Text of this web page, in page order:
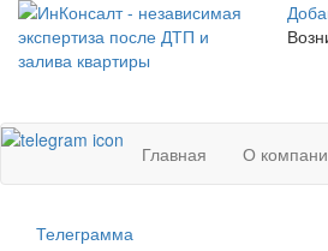
Главная О
Телеграмма